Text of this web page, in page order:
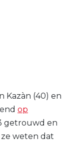
Kazàn (40) en
op
getrouwd en
weten dat